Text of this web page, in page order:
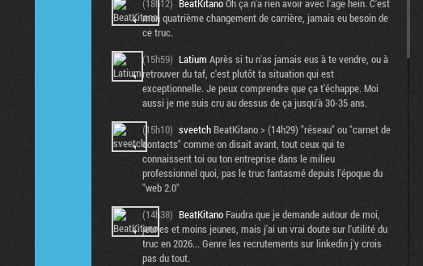
(18h12) BeatKitanoOh ça n'a rien avoir avec l'age hein. C'est
mon quatrième changement de carrière, jamais eu besoin de
ce truc.
(15h59) Latium Après si tu n'as jamais eus à te vendre, ou à
retrouver du taf, c'est plutôt ta situation qui est
exceptionnelle. Je peux comprendre que ça t'échappe. Moi
aussi je me suis cru au dessus de ça jusqu'à 30-35 ans.
(15h10) sveetch BeatKitano > (14h29) "réseau" ou "carnet de
contacts" comme on disait avant, tout ceux qui te
connaissent toi ou ton entreprise dans le milieu
professionnel quoi, pas le truc fantasmé depuis l'époque du
"web 2.0"
(14h38) BeatKitano Faudra que je demande autour de moi,
jeunes et moins jeunes, mais j'ai un vrai doute sur l'utilité du
truc en 2026... Genre les recrutements sur linkedin j'y crois
pas du tout.